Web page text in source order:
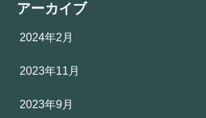
アーカイブ
2024年2月
2023年11月
2023年9月